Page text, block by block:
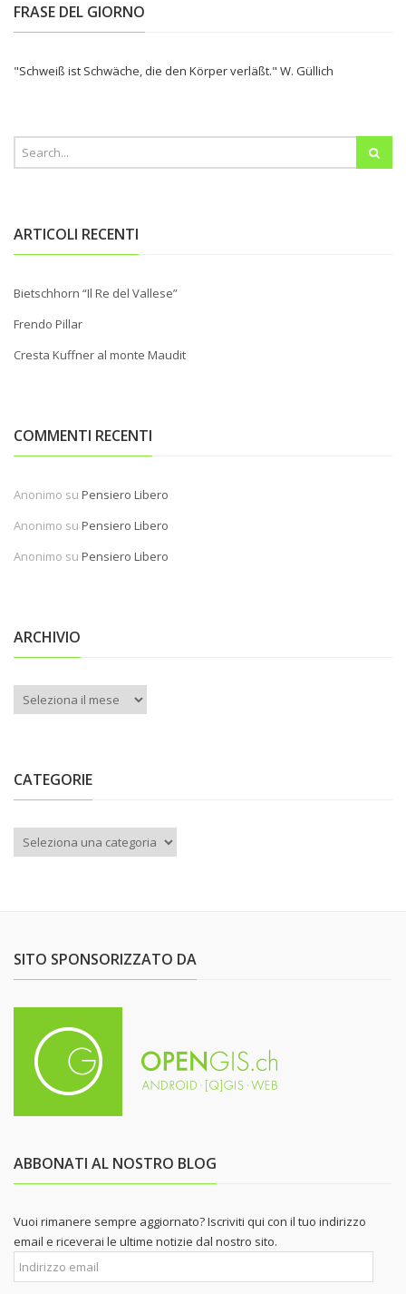
FRASE DEL GIORNO
"Schweiß ist Schwäche, die den Körper verläßt." W. Güllich
ARTICOLI RECENTI
Bietschhorn “Il Re del Vallese”
Frendo Pillar
Cresta Kuffner al monte Maudit
COMMENTI RECENTI
Anonimo su Pensiero Libero
Anonimo su Pensiero Libero
Anonimo su Pensiero Libero
ARCHIVIO
Archivio
CATEGORIE
Categorie
SITO SPONSORIZZATO DA
ABBONATI AL NOSTRO BLOG
Vuoi rimanere sempre aggiornato? Iscriviti qui con il tuo indirizzo
email e riceverai le ultime notizie dal nostro sito.
Indirizzo
email